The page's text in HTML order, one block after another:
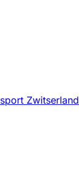
Zwitserland